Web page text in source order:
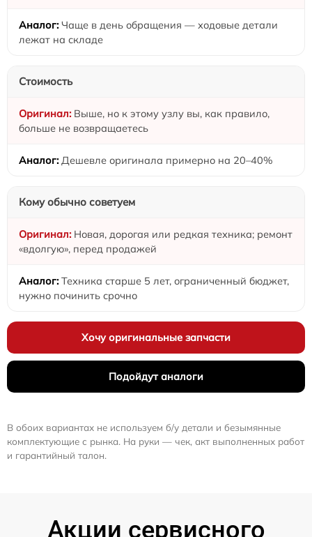
Чаще в день обращения — ходовые детали
лежат на складе
Стоимость
Выше, но к этому узлу вы, как правило,
больше не возвращаетесь
Дешевле оригинала примерно на 20–40%
Кому обычно советуем
Новая, дорогая или редкая техника; ремонт
«вдолгую», перед продажей
Техника старше 5 лет, ограниченный бюджет,
нужно починить срочно
Хочу оригинальные запчасти
Подойдут аналоги
В обоих вариантах не используем б/у детали и безымянные
комплектующие с рынка. На руки — чек, акт выполненных работ
и гарантийный талон.
Акции сервисного